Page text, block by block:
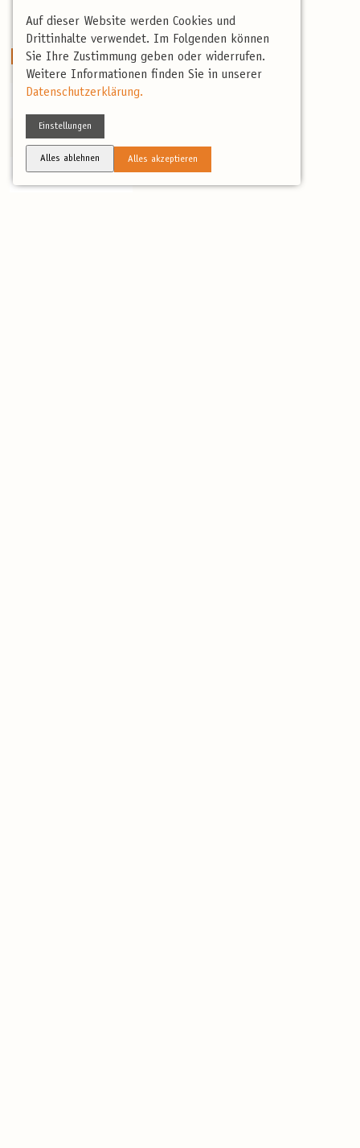
Auf dieser Website werden Cookies und
Drittinhalte verwendet. Im Folgenden können
Sie Ihre Zustimmung geben oder widerrufen.
Weitere Informationen finden Sie in unserer
Datenschutzerklärung.
Einstellungen
Alles ablehnen Alles akzeptieren
Reiseberichte
Reisebericht 2024